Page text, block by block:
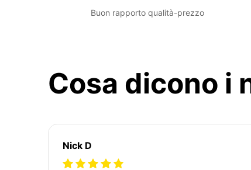
Buon rapporto qualità-prezzo
Cosa dicono i
Nick D